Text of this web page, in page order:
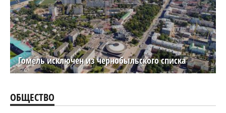
Гомель исключен из чернобыльского списка
ОБЩЕСТВО